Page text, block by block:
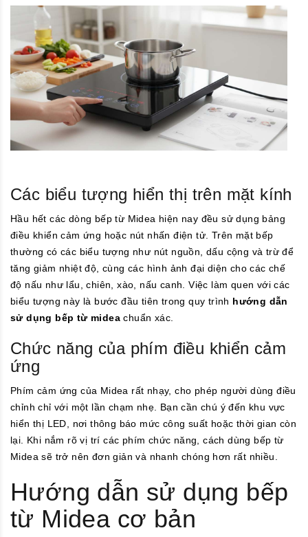
Các biểu tượng hiển thị trên mặt kính
Hầu hết các dòng bếp từ Midea hiện nay đều sử dụng bảng
điều khiển cảm ứng hoặc nút nhấn điện tử. Trên mặt bếp
thường có các biểu tượng như nút nguồn, dấu cộng và trừ để
tăng giảm nhiệt độ, cùng các hình ảnh đại diện cho các chế
độ nấu như lẩu, chiên, xào, nấu canh. Việc làm quen với các
biểu tượng này là bước đầu tiên trong quy trình hướng dẫn
sử dụng bếp từ midea chuẩn xác.
Chức năng của phím điều khiển cảm
ứng
Phím cảm ứng của Midea rất nhạy, cho phép người dùng điều
chỉnh chỉ với một lần chạm nhẹ. Bạn cần chú ý đến khu vực
hiển thị LED, nơi thông báo mức công suất hoặc thời gian còn
lại. Khi nắm rõ vị trí các phím chức năng, cách dùng bếp từ
Midea sẽ trở nên đơn giản và nhanh chóng hơn rất nhiều.
Hướng dẫn sử dụng bếp
từ Midea cơ bản